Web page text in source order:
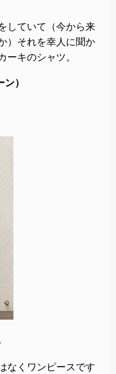
していて（今から来
）それを幸人に聞か
ーキのシャツ。
）
なくワンピースです